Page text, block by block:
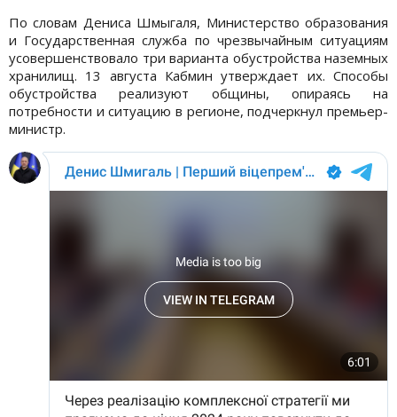
По словам Дениса Шмыгаля, Министерство образования
и Государственная служба по чрезвычайным ситуациям
усовершенствовало три варианта обустройства наземных
хранилищ. 13 августа Кабмин утверждает их. Способы
обустройства реализуют общины, опираясь на
потребности и ситуацию в регионе, подчеркнул премьер-
министр.